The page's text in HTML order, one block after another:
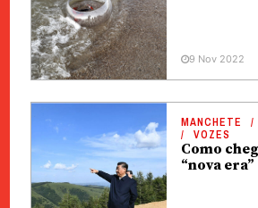
9 Nov 2022
MANCHETE
VOZES
Como
“nova era”